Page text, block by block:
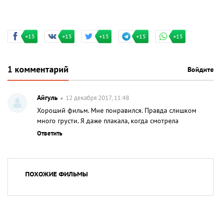
+15 +15 +15 +15 +15
1 комментарий Войдите
Айгуль 12 декабря 2017, 11:48
Хороший фильм. Мне понравился. Правда слишком
много грусти. Я даже плакала, когда смотрела
Ответить
ПОХОЖИЕ ФИЛЬМЫ